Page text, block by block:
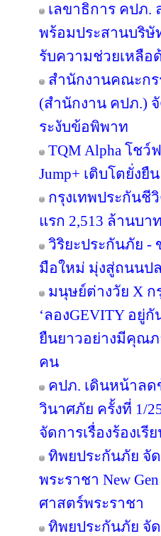
เลขาธิการ คปภ.
พร้อมประสานบริษั
รับความช่วยเหลือ
สำนักงานคณะกร
(สำนักงาน คปภ.)
ระงับข้อพิพาท
TQM Alpha โชว์
Jump+ เติบโตยั่งยืน
กรุงเทพประกันชี
แรก 2,513 ล้านบา
วิริยะประกันภัย -
มือใหม่ มุ่งสู่ถนนป
มนุษย์ต่างวัย X ก
‘ลองGEVITY อยู่
ยืนยาวอย่างมีคุณภ
คน
คปภ. เดินหน้าลด
วินาศภัย ครั้งที่ 1/
จัดการเรื่องร้องเ
ทิพยประกันภัย จั
พระราชา New
ศาสตร์พระราชา
ทิพยประกันภัย จั